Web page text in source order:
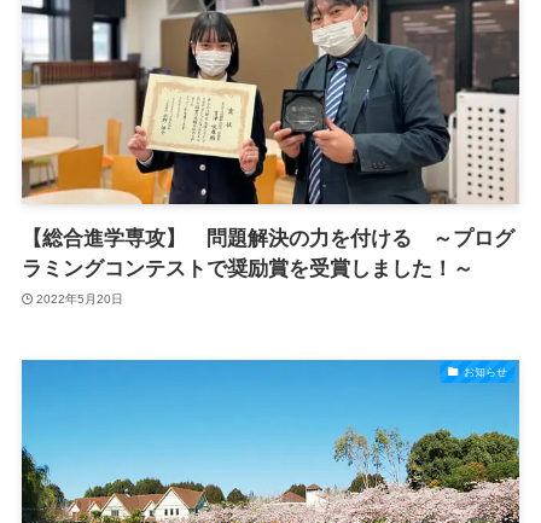
【総合進学専攻】 問題解決の力を付ける ～プログ
ラミングコンテストで奨励賞を受賞しました！～
2022年5月20日
お知らせ